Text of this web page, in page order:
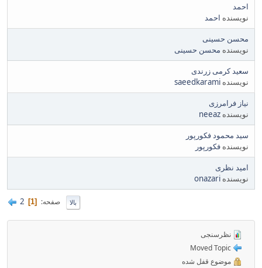
احمد
نویسنده احمد
محسن حسینی
نویسنده محسن حسینی
سعید کرمی زرندی
نویسنده saeedkarami
نیاز فرامرزی
نویسنده neeaz
سید محمود فکورپور
نویسنده فکورپور
امید نظری
نویسنده onazari
بالا صفحه 1
2
نظرسنجی
موضوع قفل شده